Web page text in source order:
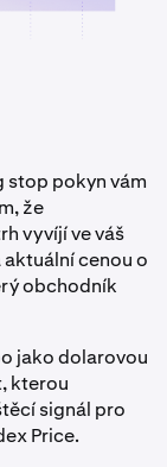
stop pokyn vám
že
vyvíjí ve váš
cenou o
obchodník
jako dolarovou
kterou
signál pro
Price.